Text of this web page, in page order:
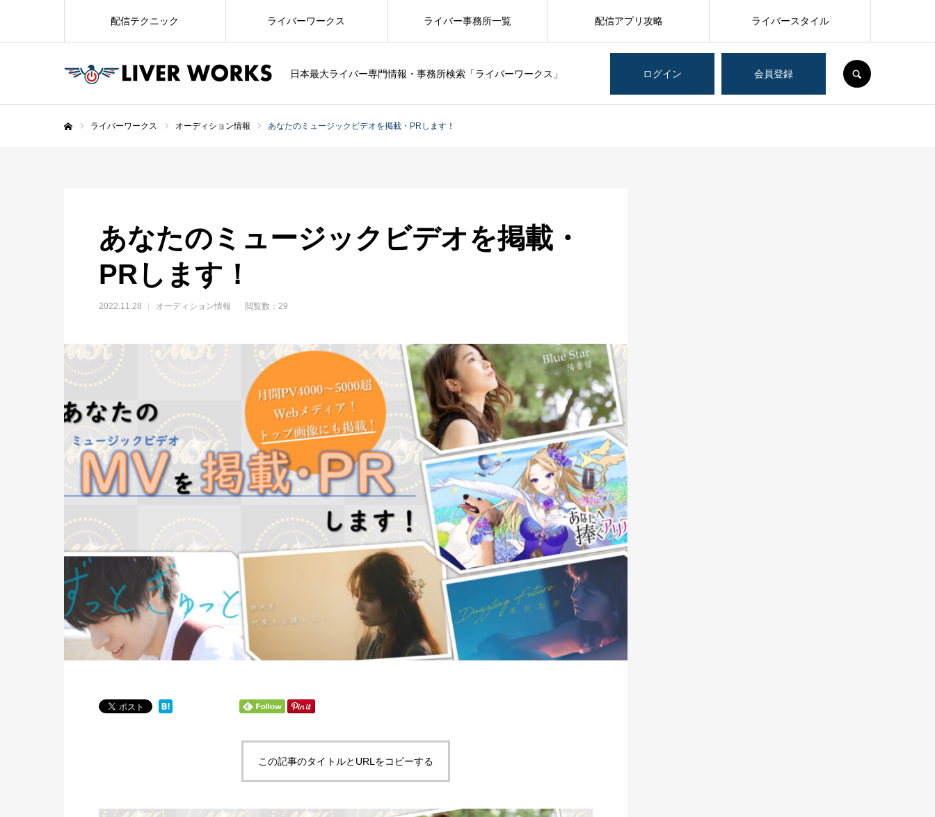
日本最大ライバー専門情報・事務所検索「ライバーワークス」 ログイン 会員登録
配信テクニック ライバーワークス ライバー事務所一覧 配信アプリ攻略 ライバースタイル
ライバーワークス オーディション情報 あなたのミュージックビデオを掲載・PRします！
あなたのミュージックビデオを掲載・
PRします！
2022.11.28 オーディション情報 閲覧数：29
この記事のタイトルとURLをコピーする